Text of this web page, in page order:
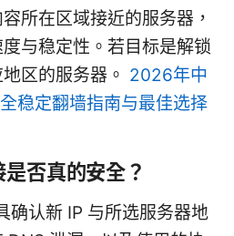
所在区域接近的服务器，
与稳定性。若目标是解锁
区的服务器。 2026年中
稳定翻墙指南与最佳选择
否真的安全？
确认新 IP 与所选服务器地